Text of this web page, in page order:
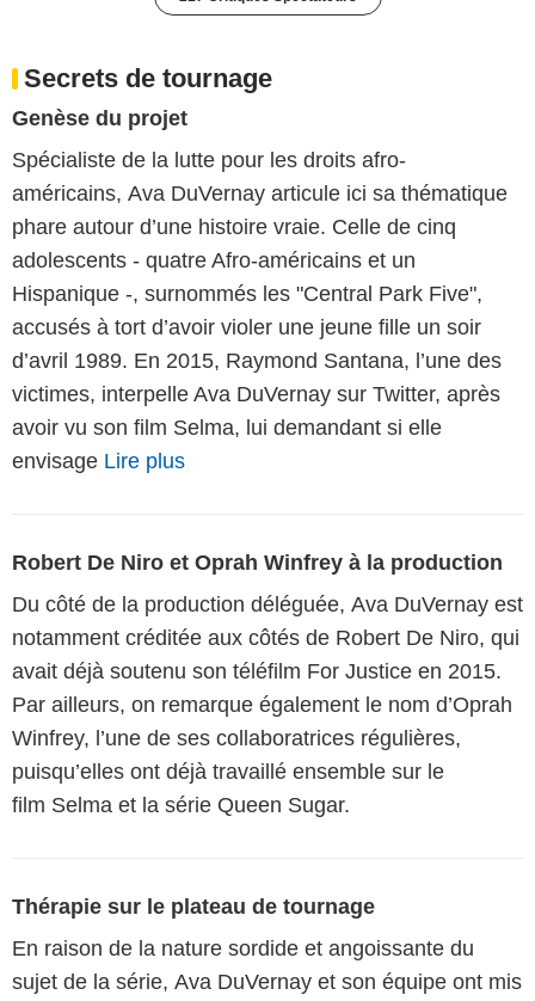
Secrets de tournage
Genèse du projet
Spécialiste de la lutte pour les droits afro-
américains, Ava DuVernay articule ici sa thématique
phare autour d’une histoire vraie. Celle de cinq
adolescents - quatre Afro-américains et un
Hispanique -, surnommés les "Central Park Five",
accusés à tort d’avoir violer une jeune fille un soir
d’avril 1989. En 2015, Raymond Santana, l’une des
victimes, interpelle Ava DuVernay sur Twitter, après
avoir vu son film Selma, lui demandant si elle
envisage Lire plus
Robert De Niro et Oprah Winfrey à la production
Du côté de la production déléguée, Ava DuVernay est
notamment créditée aux côtés de Robert De Niro, qui
avait déjà soutenu son téléfilm For Justice en 2015.
Par ailleurs, on remarque également le nom d’Oprah
Winfrey, l’une de ses collaboratrices régulières,
puisqu’elles ont déjà travaillé ensemble sur le
film Selma et la série Queen Sugar.
Thérapie sur le plateau de tournage
En raison de la nature sordide et angoissante du
sujet de la série, Ava DuVernay et son équipe ont mis